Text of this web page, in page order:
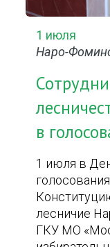
1 июля
Наро-
в
1 июля в
лесничие
ГКУ МО